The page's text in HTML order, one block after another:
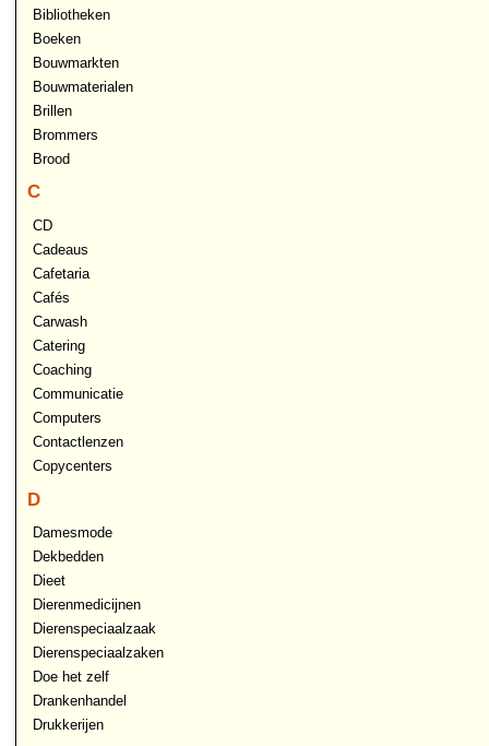
Bibliotheken
Boeken
Bouwmarkten
Bouwmaterialen
Brillen
Brommers
Brood
C
CD
Cadeaus
Cafetaria
Cafés
Carwash
Catering
Coaching
Communicatie
Computers
Contactlenzen
Copycenters
D
Damesmode
Dekbedden
Dieet
Dierenmedicijnen
Dierenspeciaalzaak
Dierenspeciaalzaken
Doe het zelf
Drankenhandel
Drukkerijen